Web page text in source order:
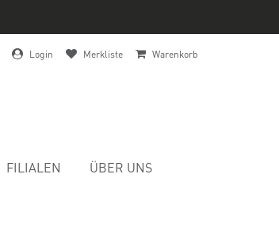
Login Merkliste Warenkorb
FILIALEN ÜBER UNS